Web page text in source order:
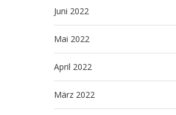
Juni 2022
Mai 2022
April 2022
März 2022